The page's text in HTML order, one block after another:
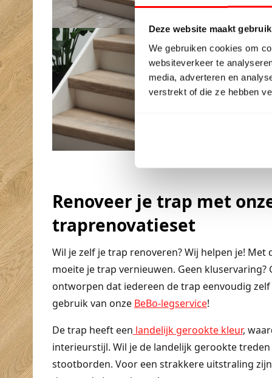
Deze website maakt
We gebruiken cookies om
websiteverkeer te
media, adverteren en
verstrekt of die ze hebben
Renoveer je trap met
traprenovatieset
Wil je zelf je trap renoveren? Wij helpen je!
moeite je trap vernieuwen. Geen kluservaring?
ontworpen dat iedereen de trap eenvoudig
gebruik van onze BeBo-legservice!
De trap heeft een landelijk gerookte kleur,
interieurstijl. Wil je de landelijk gerookte
stootborden. Voor een strakkere uitstraling